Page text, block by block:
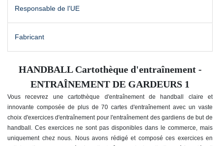
Responsable de l'UE
Fabricant
HANDBALL Cartothèque d'entraînement -
ENTRAÎNEMENT DE GARDEURS 1
Vous recevrez une cartothèque d'entraînement de handball claire et
innovante composée de plus de 70 cartes d'entraînement avec un vaste
choix d'exercices d'entraînement pour l'entraînement des gardiens de but de
handball. Ces exercices ne sont pas disponibles dans le commerce, mais
uniquement chez nous. Nous avons rédigé et composé ces exercices en